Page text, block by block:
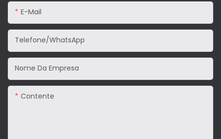
E-Mail
Telefone/WhatsApp
Nome Da Empresa
Contente